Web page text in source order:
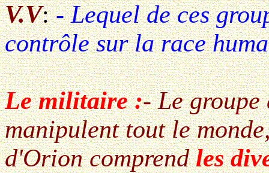
V.V:- Lequel de ces
contrôle sur la race
Le militaire :- Le
manipulent tout le
d'Orion comprendles